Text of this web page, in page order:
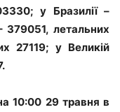
у Бразилії –
летальних
27119; у Великій
10:00 29 травня в